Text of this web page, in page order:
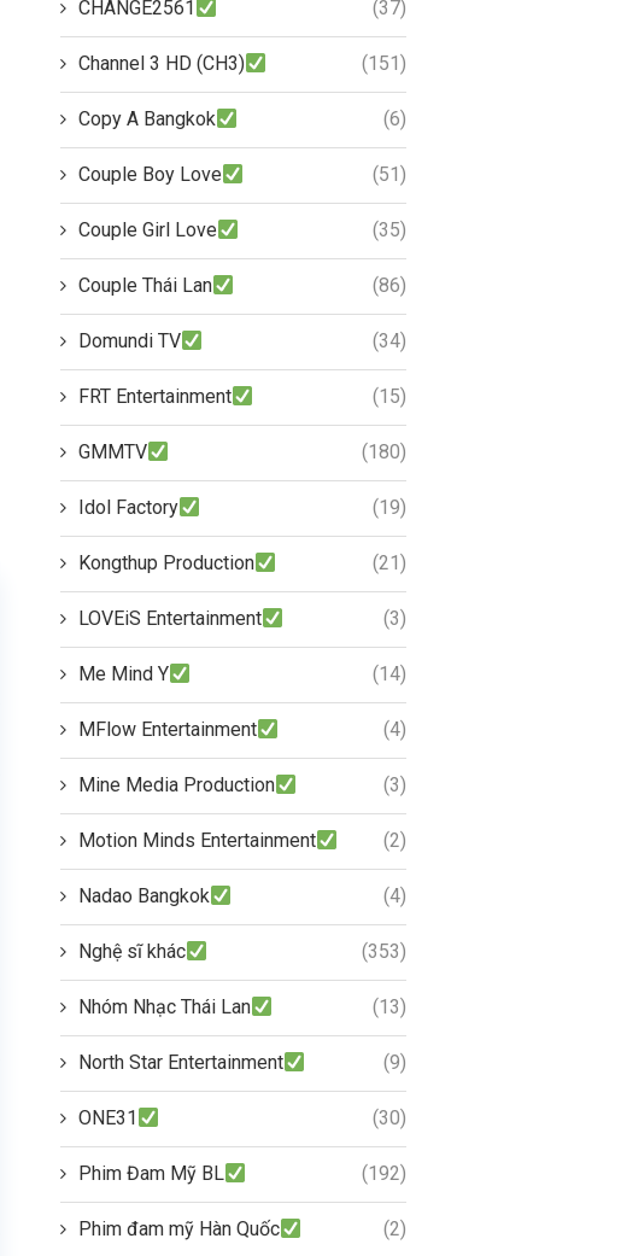
CHANGE2561 (37)
Channel 3 HD (CH3) (151)
Copy A Bangkok (6)
Couple Boy Love (51)
Couple Girl Love (35)
Couple Thái Lan (86)
Domundi TV (34)
FRT Entertainment (15)
GMMTV (180)
Idol Factory (19)
Kongthup Production (21)
LOVEiS Entertainment (3)
Me Mind Y (14)
MFlow Entertainment (4)
Mine Media Production (3)
Motion Minds Entertainment (2)
Nadao Bangkok (4)
Nghệ sĩ khác (353)
Nhóm Nhạc Thái Lan (13)
North Star Entertainment (9)
ONE31 (30)
Phim Đam Mỹ BL (192)
Phim đam mỹ Hàn Quốc (2)